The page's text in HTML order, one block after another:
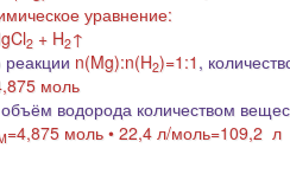
уравнение:
2+ H2↑
n(Mg):n(H2)=1:1 ,
моль
водорода количеством
=4,875 моль • 22,4 л/моль=109,2 л